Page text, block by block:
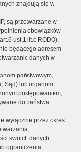
znajdują się w
są przetwarzane w
obowiązków
ust.1 lit.c RODO),
będącego adresem
danych w
państwowym,
Sąd) lub organom
postępowaniem,
do państwa
wyłącznie przez okres
swoich danych
ograniczenia